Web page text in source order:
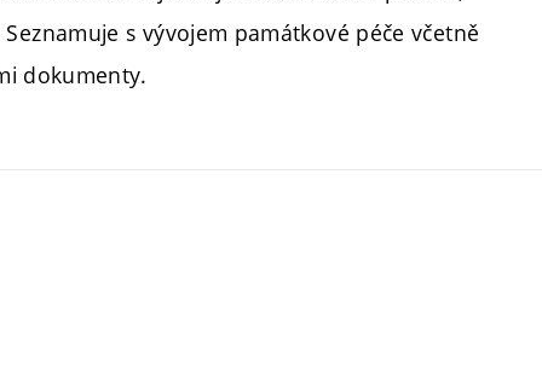
s vývojem památkové péče včetně
dokumenty.